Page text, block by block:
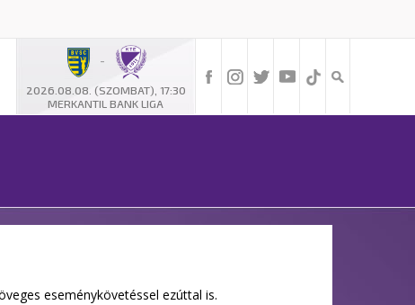
-
2026.08.08. (SZOMBAT), 17:30
MERKANTIL BANK LIGA
eseménykövetéssel ezúttal is.